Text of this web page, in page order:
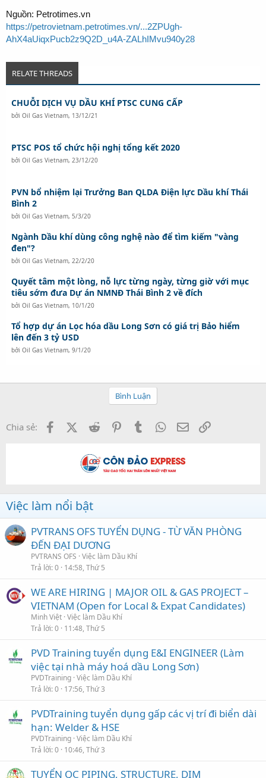
Nguồn: Petrotimes.vn
https://petrovietnam.petrotimes.vn/...2ZPUgh-
AhX4aUiqxPucb2z9Q2D_u4A-ZALhIMvu940y28
RELATE THREADS
CHUỖI DỊCH VỤ DẦU KHÍ PTSC CUNG CẤP
bởi Oil Gas Vietnam, 13/12/21
PTSC POS tổ chức hội nghị tổng kết 2020
bởi Oil Gas Vietnam, 23/12/20
PVN bổ nhiệm lại Trưởng Ban QLDA Điện lực Dầu khí Thái
Bình 2
bởi Oil Gas Vietnam, 5/3/20
Ngành Dầu khí dùng công nghệ nào để tìm kiếm "vàng
đen"?
bởi Oil Gas Vietnam, 22/2/20
Quyết tâm một lòng, nỗ lực từng ngày, từng giờ với mục
tiêu sớm đưa Dự án NMNĐ Thái Bình 2 về đích
bởi Oil Gas Vietnam, 10/1/20
Tổ hợp dự án Lọc hóa dầu Long Sơn có giá trị Bảo hiểm
lên đến 3 tỷ USD
bởi Oil Gas Vietnam, 9/1/20
Bình Luận
Chia sẻ: FacebookX (Twitter)
Reddit PinterestTumblr WhatsApp
Email
Việc làm nổi bật
PVTRANS OFS TUYỂN DỤNG - TỪ VĂN PHÒNG
ĐẾN ĐẠI DƯƠNG
PVTRANS OFS Việc làm Dầu Khí
Trả lời 0 14:58, Thứ 5
WE ARE HIRING | MAJOR OIL & GAS PROJECT –
VIETNAM (Open for Local & Expat Candidates)
Minh Việt Việc làm Dầu Khí
Trả lời 0 11:48, Thứ 5
PVD Training tuyển dụng E&I ENGINEER (Làm
việc tại nhà máy hoá dầu Long Sơn)
PVDTraining Việc làm Dầu Khí
Trả lời 0 17:56, Thứ 3
PVDTraining tuyển dụng gấp các vị trí đi biển dài
hạn: Welder & HSE
PVDTraining Việc làm Dầu Khí
Trả lời 0 10:46, Thứ 3
TUYỂN QC PIPING, STRUCTURE, DIM